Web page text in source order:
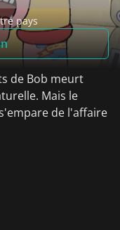
pays
de Bob meurt
Mais le
de l'affaire